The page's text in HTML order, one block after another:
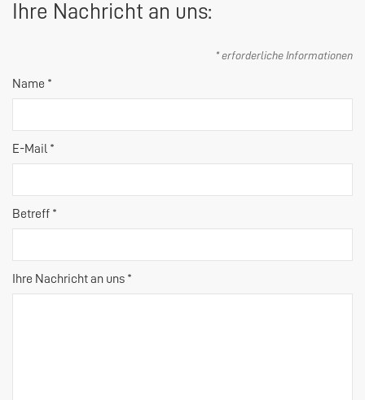
Ihre Nachricht an uns:
* erforderliche Informationen
Name *
E-Mail *
Betreff *
Ihre Nachricht an uns *